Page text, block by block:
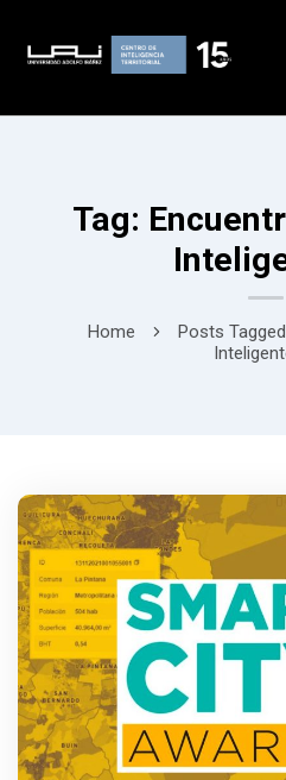
Tag:
Home
Posts